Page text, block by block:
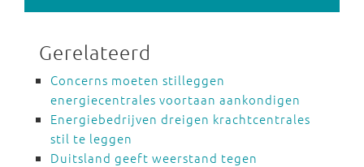
Gerelateerd
Concerns moeten stilleggen
energiecentrales voortaan aankondigen
Energiebedrijven dreigen krachtcentrales
stil te leggen
Duitsland geeft weerstand tegen